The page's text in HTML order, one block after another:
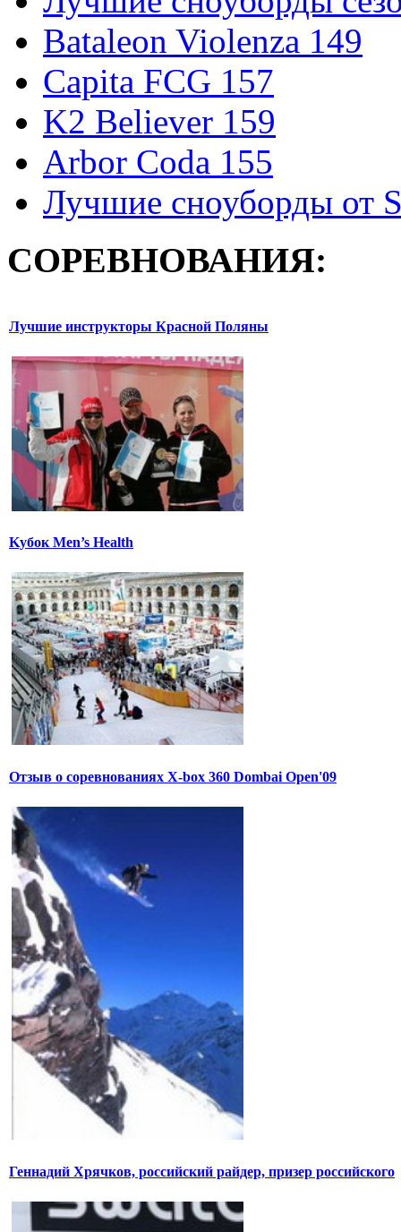
Bataleon Violenza 149
Capita FCG 157
K2 Believer 159
Arbor Coda 155
Лучшие сноуборды от
СОРЕВНОВАНИЯ:
Лучшие инструкторы Красной Поляны
Kубок Men’s Health
Отзыв о соревнованиях X-box 360 Dombai Open'09
Геннадий Хрячков, российский райдер, призер российского